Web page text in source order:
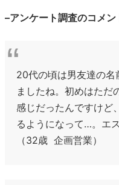
–アンケート調査のコメン
20代の頃は男友達の名
ましたね。初めはただ
感じだったんですけど
るようになって…。エ
（32歳 企画営業）